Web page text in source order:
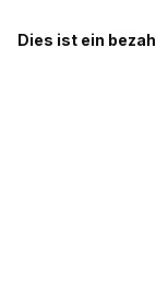
Dies ist ein